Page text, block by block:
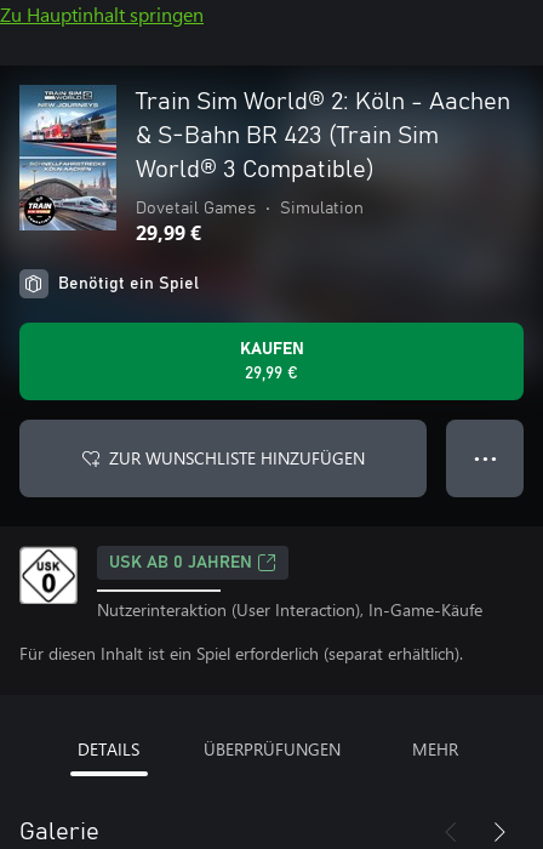
Zu Hauptinhalt springen
Train Sim World® 2: Köln - Aachen
& S-Bahn BR 423 (Train Sim
World® 3 Compatible)
Dovetail Games • Simulation
29,99 €
Benötigt ein Spiel
KAUFEN
29,99 €
ZUR WUNSCHLISTE HINZUFÜGEN ● ● ●
USK AB 0 JAHREN
Nutzerinteraktion (User Interaction), In-Game-Käufe
Für diesen Inhalt ist ein Spiel erforderlich (separat erhältlich).
DETAILS ÜBERPRÜFUNGEN MEHR
Galerie